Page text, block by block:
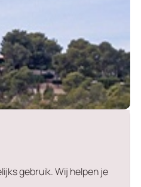
gebruik. Wij helpen je